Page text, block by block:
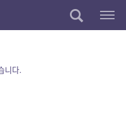
니다.